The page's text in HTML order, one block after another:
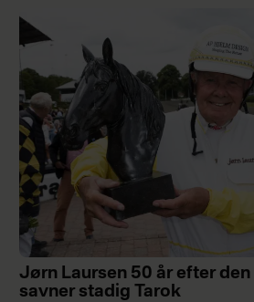
Jørn Laursen 50 år efter
savner stadig Tarok